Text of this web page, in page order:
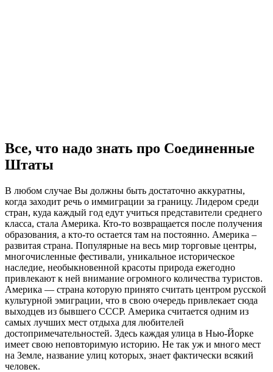
Все, что надо знать про Соединенные
Штаты
В любом случае Вы должны быть достаточно аккуратны,
когда заходит речь о иммиграции за границу. Лидером среди
стран, куда каждый год едут учиться представители среднего
класса, стала Америка. Кто-то возвращается после получения
образования, а кто-то остается там на постоянно. Америка –
развитая страна. Популярные на весь мир торговые центры,
многочисленные фестивали, уникальное историческое
наследие, необыкновенной красоты природа ежегодно
привлекают к ней внимание огромного количества туристов.
Америка — страна которую принято считать центром русской
культурной эмиграции, что в свою очередь привлекает сюда
выходцев из бывшего СССР. Америка считается одним из
самых лучших мест отдыха для любителей
достопримечательностей. Здесь каждая улица в Нью-Йорке
имеет свою неповторимую историю. Не так уж и много мест
на Земле, название улиц которых, знает фактически всякий
человек.